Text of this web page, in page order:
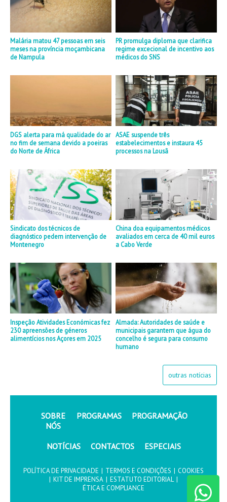
Malária matou 47 pessoas em seis
meses na província moçambicana
de Nampula
PR promulga diploma que clarifica
regime excecional de incentivo aos
médicos do SNS
DGS alerta para má qualidade do ar
no fim de semana devido a poeiras
do Norte de África
ASAE suspende três
estabelecimentos e instaura 45
processos na Lousã
Sindicato dos técnicos de
diagnóstico pedem intervenção de
Montenegro
China doa equipamentos médicos
avaliados em cerca de 40 mil euros
a Cabo Verde
Inspeção Atividades Económicas fez
230 apreensões de géneros
alimentícios nos Açores em 2025
Almada: Autoridades de saúde e
municipais garantem que água do
concelho é segura para consumo
humano
outras notícias
SOBRE
NÓS
PROGRAMAS PROGRAMAÇÃO
NOTÍCIAS CONTACTOS ESPECIAIS
POLÍTICA DE PRIVACIDADE | TERMOS E CONDIÇÕES | COOKIES
| KIT DE IMPRENSA | ESTATUTO EDITORIAL |
ÉTICA E COMPLIANCE